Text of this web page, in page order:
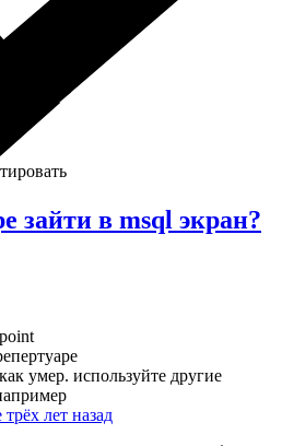
зайти в msql экран?
умер. используйте другие
трёх лет назад